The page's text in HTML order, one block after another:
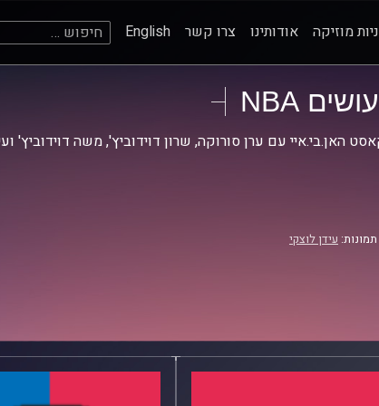
מוזיקה אודותינו צרו קשר English חיפוש:
עושים NBA
האן.בי.איי עם ערן סורוקה, שרון דוידוביץ', משה דוידוביץ'
עידן לוצקי